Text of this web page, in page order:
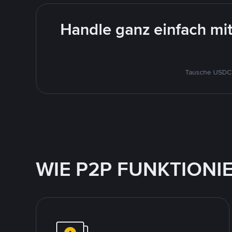
Handle ganz einfach
Tausche
WIE P2P